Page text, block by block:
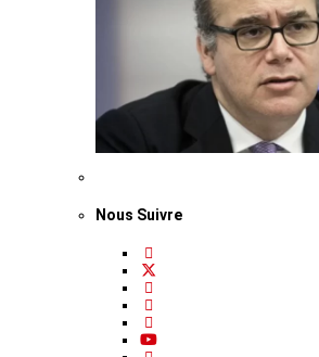
Nous Suivre